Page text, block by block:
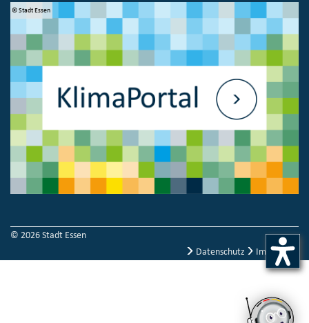
© Stadt Essen
© 2026 Stadt Essen
Datenschutz
Impressum